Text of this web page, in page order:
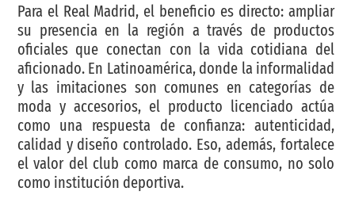
Para el Real Madrid, el beneficio es directo: ampliar
su presencia en la región a través de productos
oficiales que conectan con la vida cotidiana del
aficionado. En Latinoamérica, donde la informalidad
y las imitaciones son comunes en categorías de
moda y accesorios, el producto licenciado actúa
como una respuesta de confianza: autenticidad,
calidad y diseño controlado. Eso, además, fortalece
el valor del club como marca de consumo, no solo
como institución deportiva.